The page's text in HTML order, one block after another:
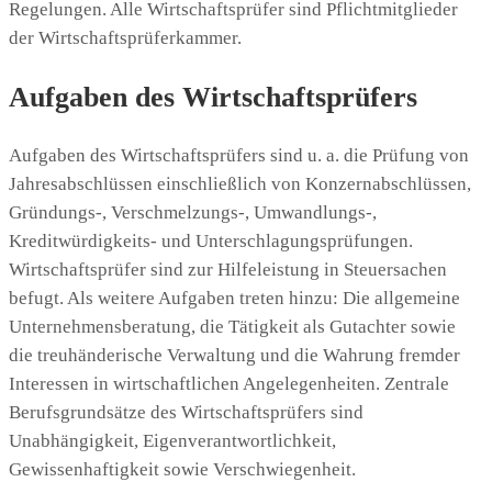
Regelungen. Alle Wirtschaftsprüfer sind Pflichtmitglieder
der Wirtschaftsprüferkammer.
Aufgaben des Wirtschaftsprüfers
Aufgaben des Wirtschaftsprüfers sind u. a. die Prüfung von
Jahresabschlüssen einschließlich von Konzernabschlüssen,
Gründungs-, Verschmelzungs-, Umwandlungs-,
Kreditwürdigkeits- und Unterschlagungsprüfungen.
Wirtschaftsprüfer sind zur Hilfeleistung in Steuersachen
befugt. Als weitere Aufgaben treten hinzu: Die allgemeine
Unternehmensberatung, die Tätigkeit als Gutachter sowie
die treuhänderische Verwaltung und die Wahrung fremder
Interessen in wirtschaftlichen Angelegenheiten. Zentrale
Berufsgrundsätze des Wirtschaftsprüfers sind
Unabhängigkeit, Eigenverantwortlichkeit,
Gewissenhaftigkeit sowie Verschwiegenheit.